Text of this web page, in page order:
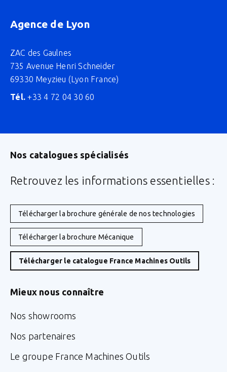
Agence de Lyon
ZAC des Gaulnes
735 Avenue Henri Schneider
69330 Meyzieu (Lyon France)
Tél. +33 4 72 04 30 60
Nos catalogues spécialisés
Retrouvez les informations essentielles :
Télécharger la brochure générale de nos technologies
Télécharger la brochure Mécanique
Télécharger le catalogue France Machines Outils
Mieux nous connaître
Nos showrooms
Nos partenaires
Le groupe France Machines Outils